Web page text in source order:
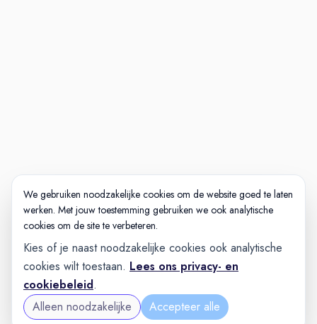
We gebruiken noodzakelijke cookies om de website goed te laten
werken. Met jouw toestemming gebruiken we ook analytische
cookies om de site te verbeteren.
Kies of je naast noodzakelijke cookies ook analytische
cookies wilt toestaan. Lees ons privacy- en
cookiebeleid.
Alleen noodzakelijke
Accepteer alle